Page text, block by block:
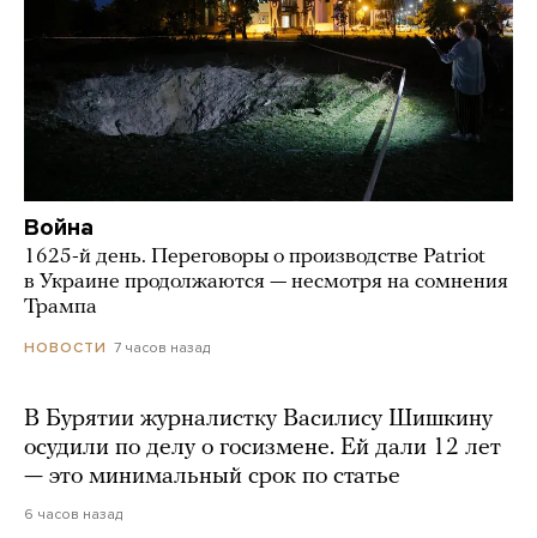
Война
1625-й день. Переговоры о производстве Patriot
в Украине продолжаются — несмотря на сомнения
Трампа
НОВОСТИ 7 часов назад
В Бурятии журналистку Василису Шишкину
осудили по делу о госизмене. Ей дали 12 лет
— это минимальный срок по статье
6 часов назад